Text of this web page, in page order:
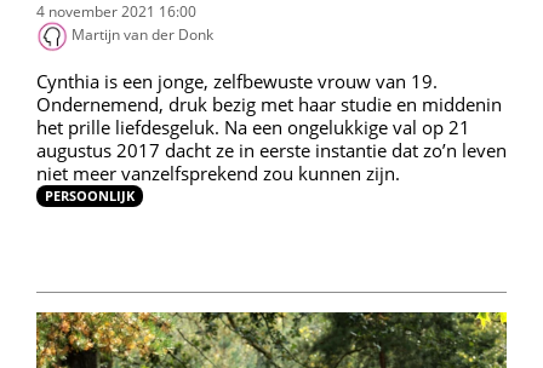
4 november 2021 16:00
Martijn van der Donk
Cynthia is een jonge, zelfbewuste vrouw van 19.
Ondernemend, druk bezig met haar studie en middenin
het prille liefdesgeluk. Na een ongelukkige val op 21
augustus 2017 dacht ze in eerste instantie dat zo’n leven
niet meer vanzelfsprekend zou kunnen zijn.
PERSOONLIJK